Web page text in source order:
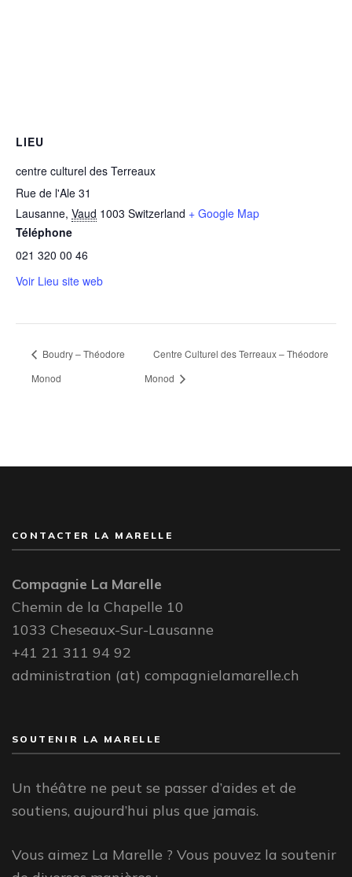
LIEU
centre culturel des Terreaux
Rue de l'Ale 31
Lausanne, Vaud 1003 Switzerland + Google Map
Téléphone
021 320 00 46
Voir Lieu site web
Boudry – Théodore
Monod
Centre Culturel des Terreaux – Théodore
Monod
CONTACTER LA MARELLE
Compagnie La Marelle
Chemin de la Chapelle 10
1033 Cheseaux-Sur-Lausanne
+41 21 311 94 92
administration (at) compagnielamarelle.ch
SOUTENIR LA MARELLE
Un théâtre ne peut se passer d’aides et de
soutiens, aujourd’hui plus que jamais.
Vous aimez La Marelle ? Vous pouvez la soutenir